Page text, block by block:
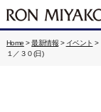
Home >最新情報 > イベント >
１／３０(日)